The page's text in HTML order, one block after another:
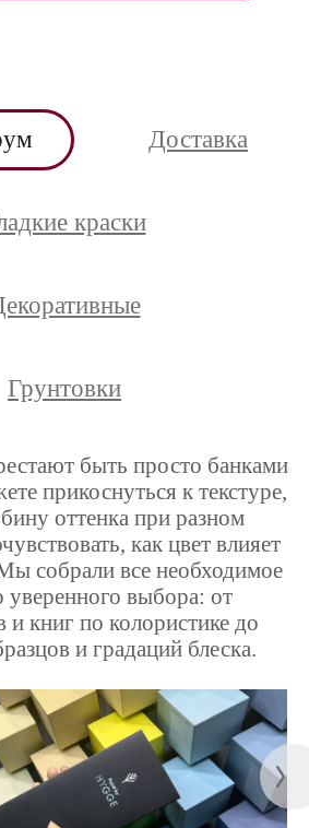
Доставка
краски
Грунтовки
быть просто банками
прикоснуться к текстуре,
оттенка при разном
как цвет влияет
собрали все необходимое
уверенного выбора: от
и книг по колористике до
и градаций блеска.